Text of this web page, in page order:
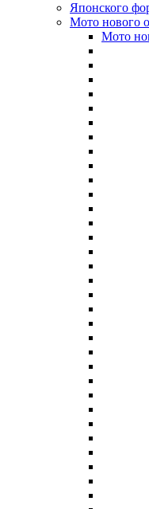
Японского
Мото нового
Мото